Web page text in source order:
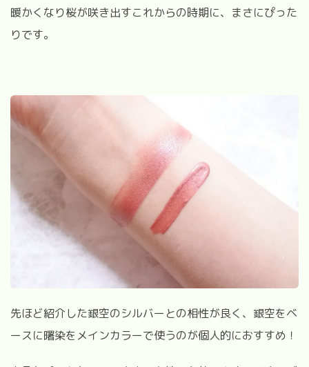
暖かくなり桜が咲き出すこれからの時期に、まさにぴった
りです。
先ほど紹介した銀空のシルバーとの相性が良く、銀空をベ
ースに曙染をメインカラーで使うのが個人的におすすめ！